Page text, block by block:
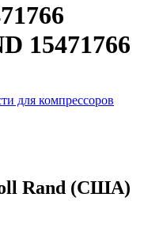
15471766
для компрессоров
Rand (США)